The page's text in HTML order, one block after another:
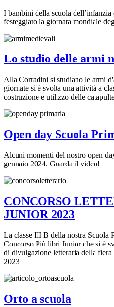
I bambini della scuola
festeggiato la giornata mondiale
Lo studio delle armi
Alla Corradini si studiano le armi
giornate si è svolta una attività a
costruzione e utilizzo delle
Open day Scuola
Alcuni momenti del nostro open
gennaio 2024. Guarda il video!
CONCORSO
JUNIOR 2023
La classe III B della nostra Scuola
Concorso Più libri Junior che si è
di divulgazione letteraria della
2023
Orto a scuola